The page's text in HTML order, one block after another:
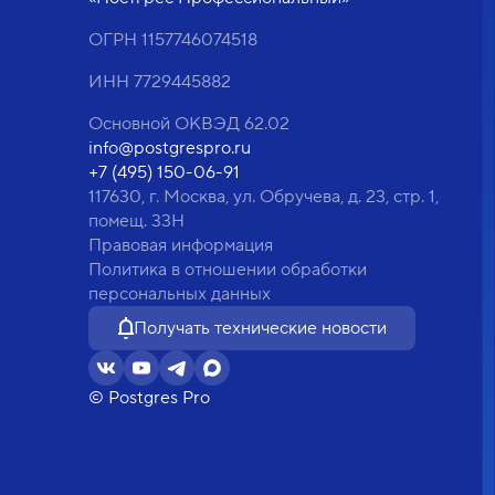
ОГРН 1157746074518
ИНН 7729445882
Основной ОКВЭД 62.02
info@postgrespro.ru
+7 (495) 150-06-91
117630, г. Москва, ул. Обручева, д. 23, стр. 1,
помещ. 33Н
Правовая информация
Политика в отношении обработки
персональных данных
Получать технические новости
© Postgres Pro